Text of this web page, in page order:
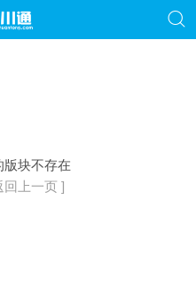
版块不存在
回上一页 ]